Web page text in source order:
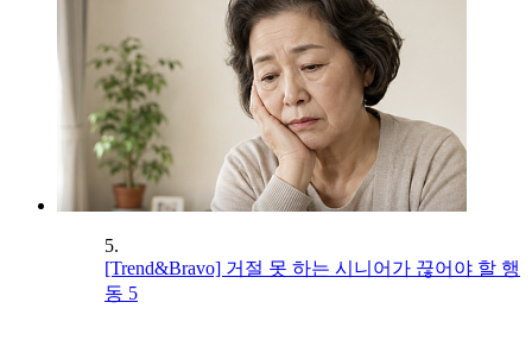
5.
[Trend&Bravo] 거절 못 하는 시니어가 끊어야 할 행
동 5